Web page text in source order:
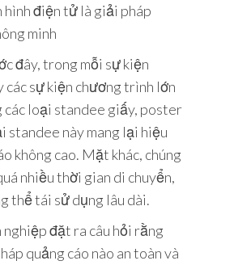
hình điện tử là giải pháp
minh
đây, trong mỗi sự kiện
các sự kiện chương trình lớn
các loại standee giấy, poster
standee này mang lại hiệu
không cao. Mặt khác, chúng
nhiều thời gian di chuyển,
thể tái sử dụng lâu dài.
nghiệp đặt ra câu hỏi rằng
quảng cáo nào an toàn và